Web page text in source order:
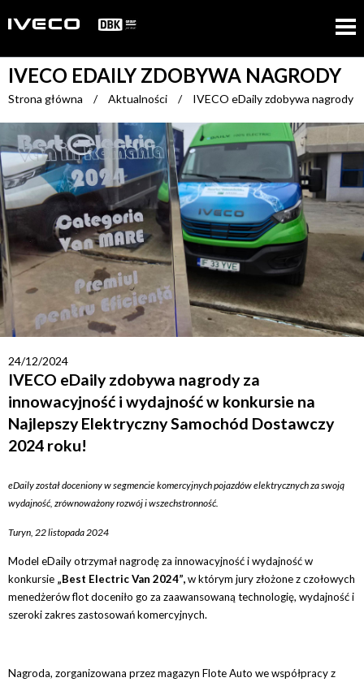
IVECO EDAILY ZDOBYWA NAGRODY
Strona główna / Aktualności / IVECO eDaily zdobywa nagrody
24/12/2024
IVECO eDaily zdobywa nagrody za
innowacyjność i wydajność w konkursie na
Najlepszy Elektryczny Samochód Dostawczy
2024 roku!
eDaily został doceniony w segmencie komercyjnych pojazdów elektrycznych za swoją
wydajność, zrównoważony rozwój i wszechstronność.
Turyn, 22 listopada 2024
Model eDaily otrzymał nagrodę za innowacyjność i wydajność w
konkursie „Best Electric Van 2024”,w którym jury złożone z czołowych
menedżerów flot doceniło go za zaawansowaną technologię, wydajność i
szeroki zakres zastosowań komercyjnych.
Nagroda, zorganizowana przez magazyn Flote Auto we współpracy z